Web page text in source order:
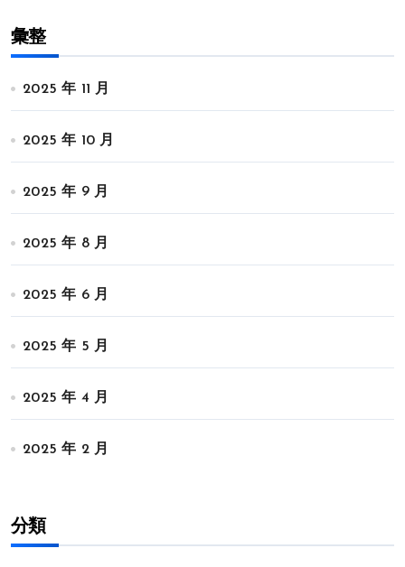
彙整
2025 年 11 月
2025 年 10 月
2025 年 9 月
2025 年 8 月
2025 年 6 月
2025 年 5 月
2025 年 4 月
2025 年 2 月
分類